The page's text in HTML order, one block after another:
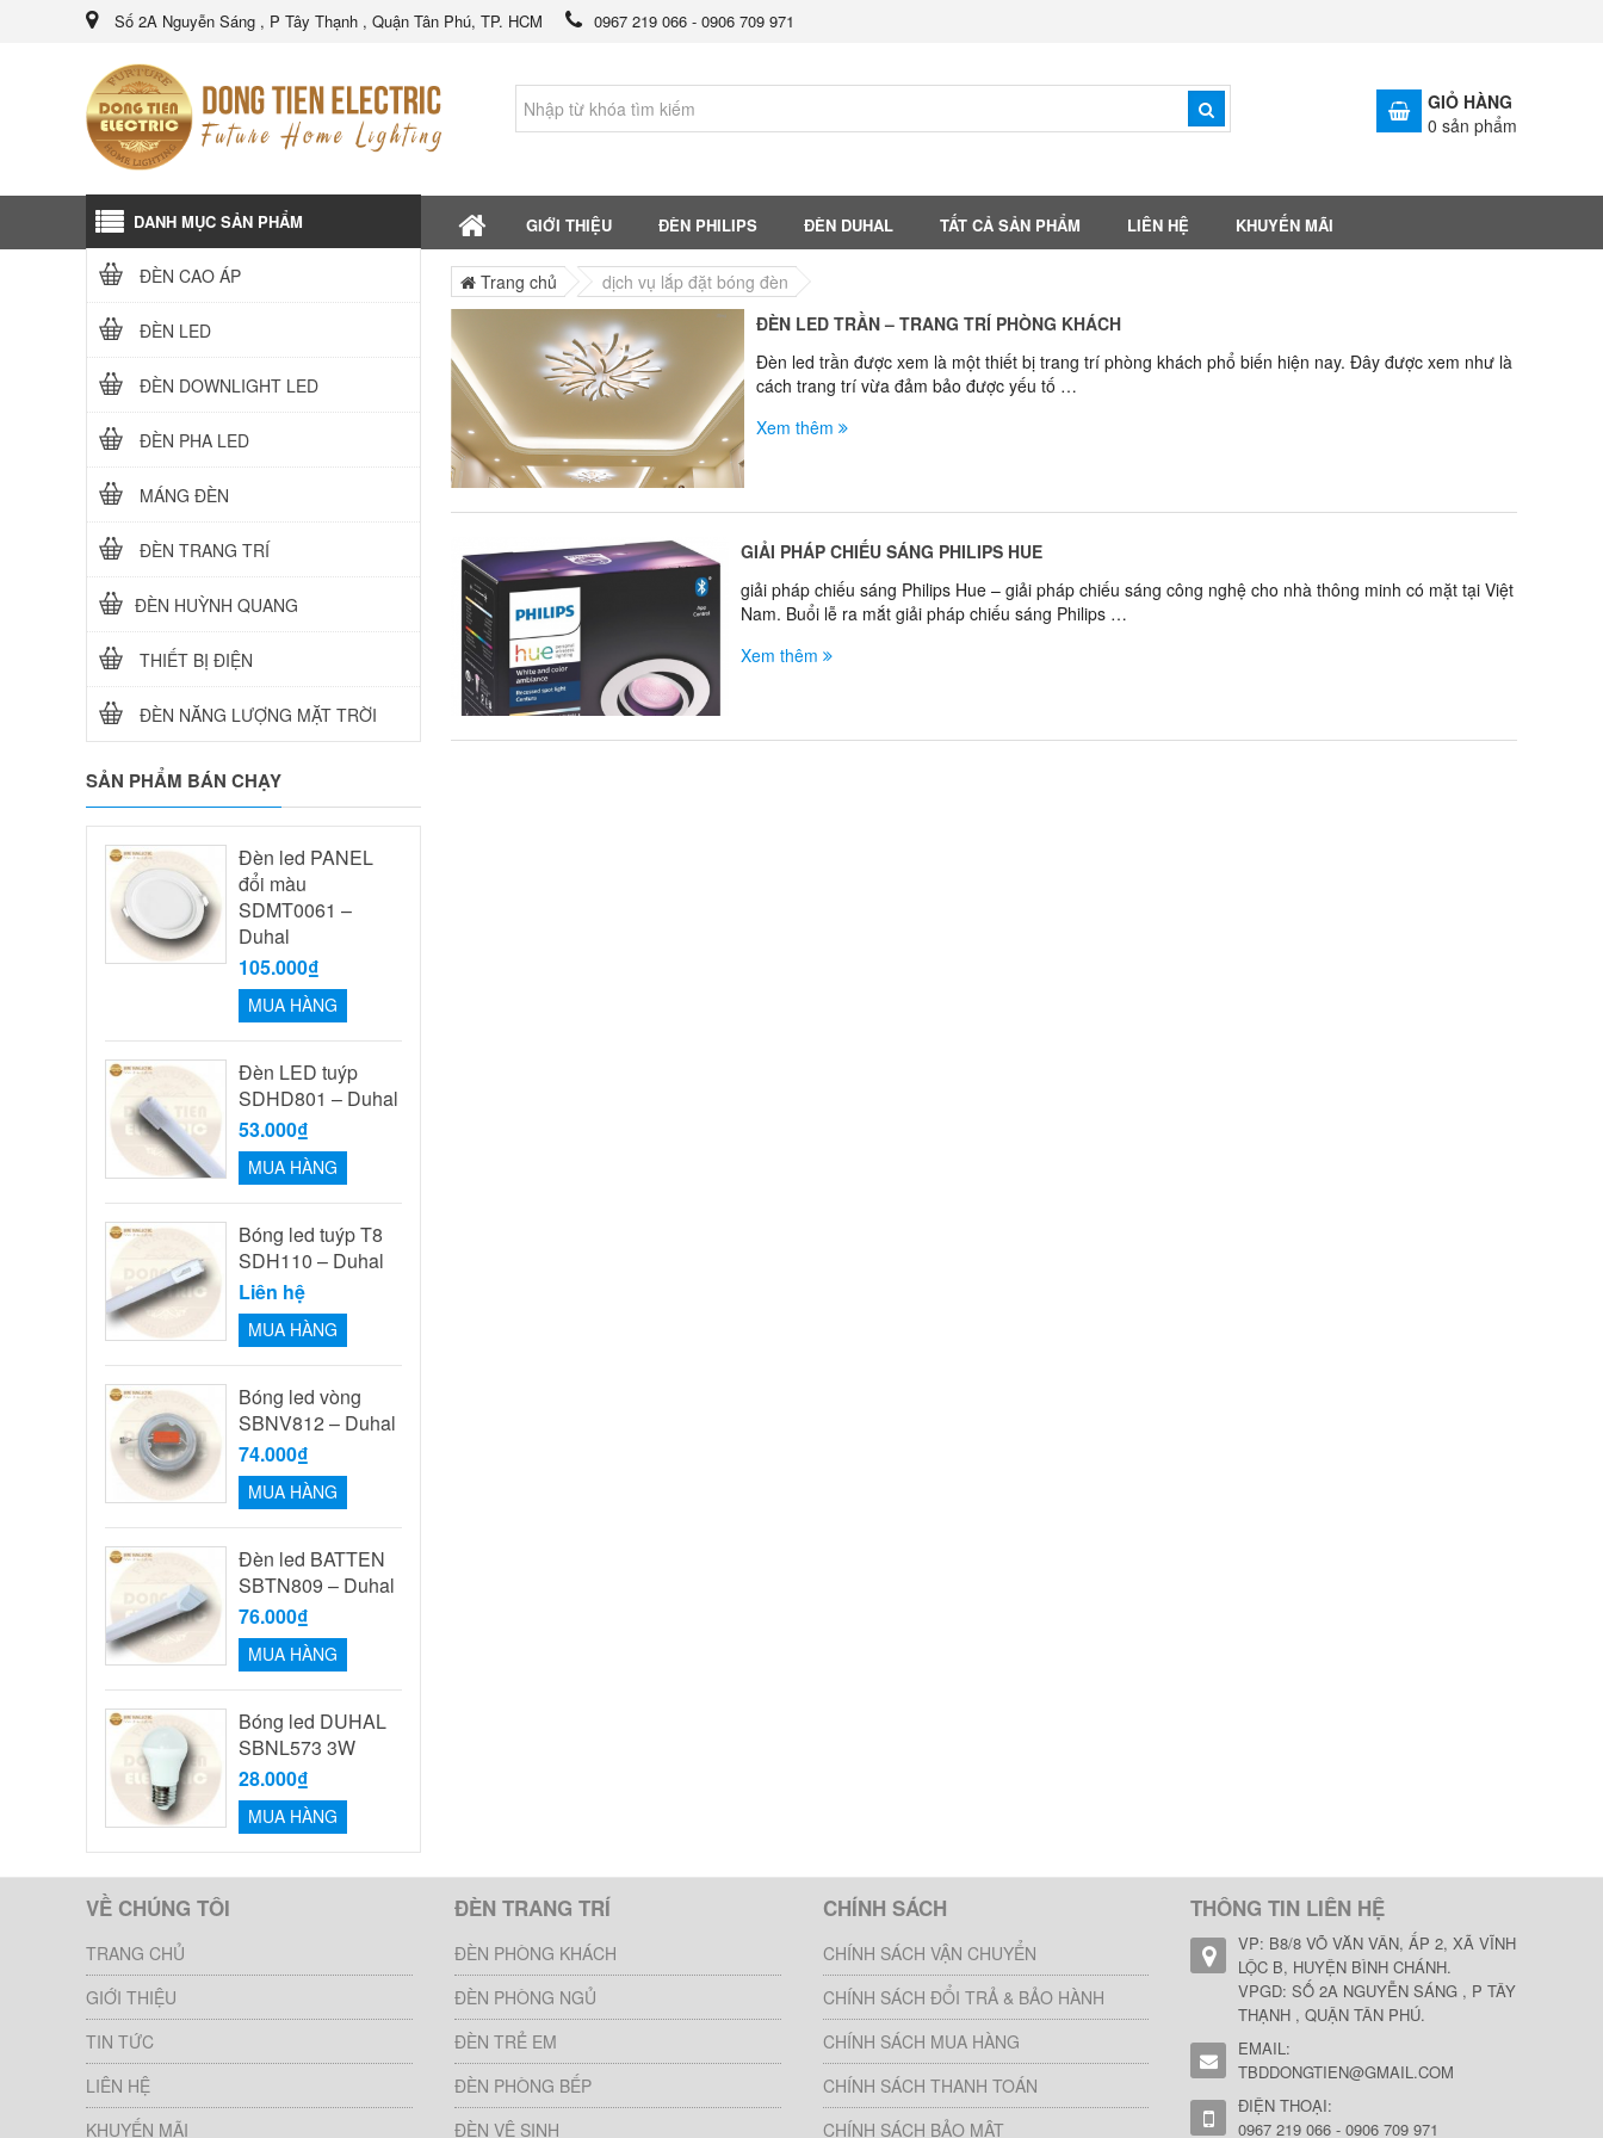
Số 2A Nguyễn Sáng , P Tây Thạnh , Quận Tân Phú, TP. HCM 0967 219 066 - 0906 709 971
GIỎ HÀNG
0 sản phẩm
GIỚI THIỆU ĐÈN PHILIPS ĐÈN DUHAL TẤT CẢ SẢN PHẨM LIÊN HỆ KHUYẾN MÃI
Trang chủ
dịch vụ lắp đặt bóng đèn
ĐÈN LED TRẦN – TRANG TRÍ PHÒNG KHÁCH
Đèn led trần được xem là một thiết bị trang trí phòng khách phổ biến hiện nay. Đây được xem như là
cách trang trí vừa đảm bảo được yếu tố …
Xem thêm
GIẢI PHÁP CHIẾU SÁNG PHILIPS HUE
giải pháp chiếu sáng Philips Hue – giải pháp chiếu sáng công nghệ cho nhà thông minh có mặt tại Việt
Nam. Buổi lễ ra mắt giải pháp chiếu sáng Philips …
Xem thêm
DANH MỤC SẢN PHẨM
ĐÈN CAO ÁP
ĐÈN LED
ĐÈN DOWNLIGHT LED
ĐÈN PHA LED
MÁNG ĐÈN
ĐÈN TRANG TRÍ
ĐÈN HUỲNH QUANG
THIẾT BỊ ĐIỆN
ĐÈN NĂNG LƯỢNG MẶT TRỜI
SẢN PHẨM BÁN CHẠY
Đèn led PANEL
đổi màu
SDMT0061 –
Duhal
105.000₫
MUA HÀNG
Đèn LED tuýp
SDHD801 – Duhal
53.000₫
MUA HÀNG
Bóng led tuýp T8
SDH110 – Duhal
Liên hệ
MUA HÀNG
Bóng led vòng
SBNV812 – Duhal
74.000₫
MUA HÀNG
Đèn led BATTEN
SBTN809 – Duhal
76.000₫
MUA HÀNG
Bóng led DUHAL
SBNL573 3W
28.000₫
MUA HÀNG
VỀ CHÚNG TÔI
TRANG CHỦ
GIỚI THIỆU
TIN TỨC
LIÊN HỆ
KHUYẾN MÃI
ĐÈN TRANG TRÍ
ĐÈN PHÒNG KHÁCH
ĐÈN PHÒNG NGỦ
ĐÈN TRẺ EM
ĐÈN PHÒNG BẾP
ĐÈN VỆ SINH
CHÍNH SÁCH
CHÍNH SÁCH VẬN CHUYỂN
CHÍNH SÁCH ĐỔI TRẢ & BẢO HÀNH
CHÍNH SÁCH MUA HÀNG
CHÍNH SÁCH THANH TOÁN
CHÍNH SÁCH BẢO MẬT
THÔNG TIN LIÊN HỆ
VP: B8/8 VÕ VĂN VÂN, ẤP 2, XÃ VĨNH
LỘC B, HUYỆN BÌNH CHÁNH.
VPGD: SỐ 2A NGUYỄN SÁNG , P TÂY
THẠNH , QUẬN TÂN PHÚ.
EMAIL:
TBDDONGTIEN@GMAIL.COM
ĐIỆN THOẠI:
0967 219 066 - 0906 709 971